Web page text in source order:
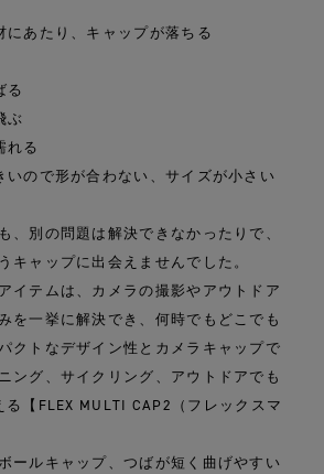
あたり、キャップが落ちる
る
ぶ
れる
いので形が合わない、サイズが小さい
、別の問題は解決できなかったりで、
キャップに出会えませんでした。
イテムは、カメラの撮影やアウトドア
を一挙に解決でき、何時でもどこでも
クトなデザイン性とカメラキャップで
ング、サイクリング、アウトドアでも
【FLEX MULTI CAP2（フレックスマ
ールキャップ、つばが短く曲げやすい